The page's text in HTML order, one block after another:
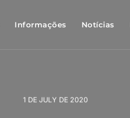
Informações Notícias
1 DE JULY DE 2020